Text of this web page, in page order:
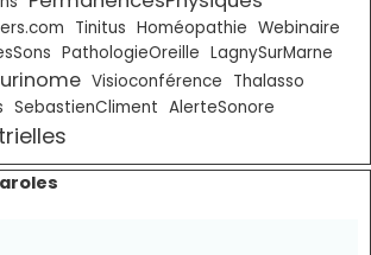
Tinitus Homéopathie Webinaire
PathologieOreille LagnySurMarne
Visioconférence Thalasso
SebastienCliment AlerteSonore
de paroles